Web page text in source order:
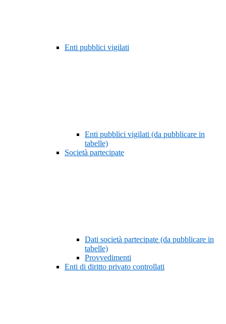
Enti pubblici vigilati
Enti pubblici vigilati (da pubblicare in
tabelle)
Società partecipate
Dati società partecipate (da pubblicare in
tabelle)
Provvedimenti
Enti di diritto privato controllati